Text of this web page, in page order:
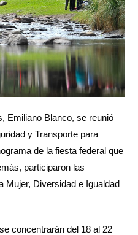
Emiliano Blanco, se reunió
y Transporte para
de la fiesta federal que
participaron las
Mujer, Diversidad e Igualdad
concentrarán del 18 al 22